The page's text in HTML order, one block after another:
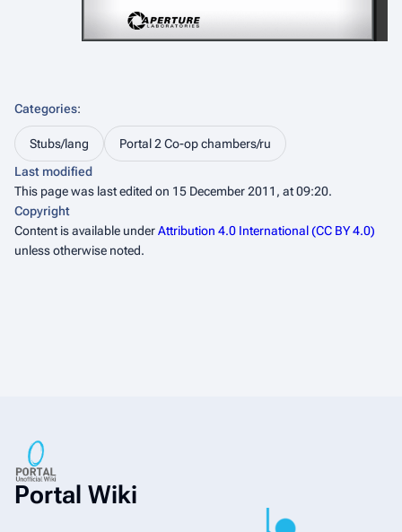
Categories:
Stubs/lang
Portal 2 Co-op chambers/ru
Last modified
This page was last edited on 15 December 2011, at 09:20.
Copyright
Content is available underAttribution 4.0 International (CC BY 4.0)
unless otherwise noted.
Portal Wiki